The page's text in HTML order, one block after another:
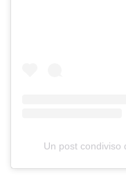
Un post condiviso